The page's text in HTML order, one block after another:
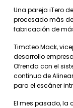
Una pareja iTero
procesado más
fabricación de
Timoteo Mack,
desarrollo
Ofrenda con el
continuo de
para el escáner
El mes pasado,